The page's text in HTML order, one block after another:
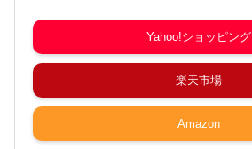
Yahoo!ショッピング
楽天市場
Amazon